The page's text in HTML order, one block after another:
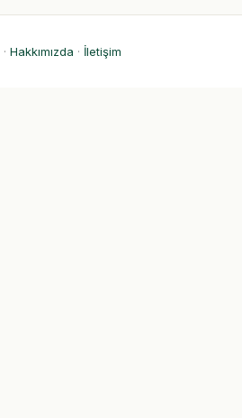
· Hakkımızda · İletişim